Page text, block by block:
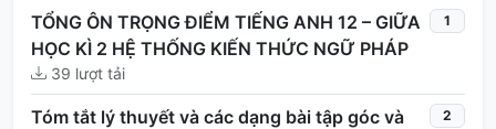
TỔNG ÔN TRỌNG ĐIỂM TIẾNG ANH 12 – GIỮA
HỌC KÌ 2 HỆ THỐNG KIẾN THỨC NGỮ PHÁP
39 lượt tải
1
Tóm tắt lý thuyết và các dạng bài tập góc và
2